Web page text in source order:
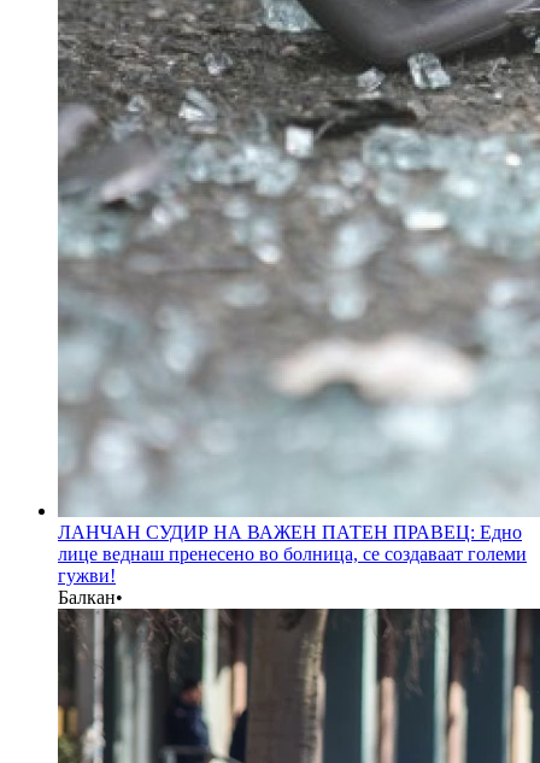
ЛАНЧАН СУДИР НА ВАЖЕН ПАТЕН ПРАВЕЦ: Едно
лице веднаш пренесено во болница, се создаваат големи
гужви!
Балкан•